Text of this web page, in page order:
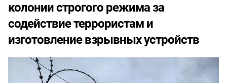
колонии строгого режима за
содействие террористам и
изготовление взрывных устройств